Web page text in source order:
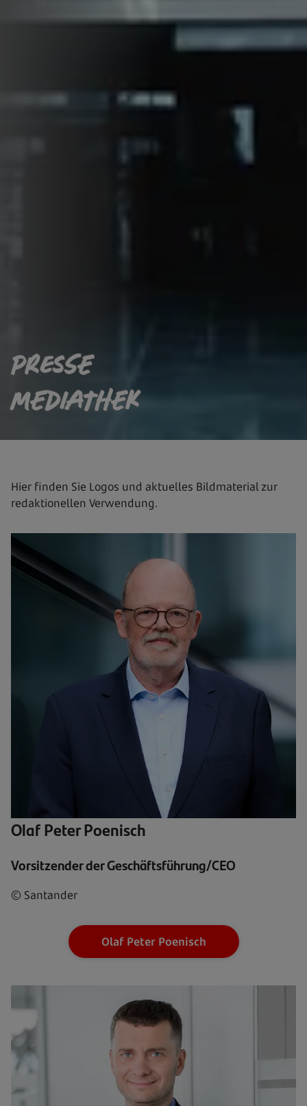
PRESSE
MEDIATHEK
Hier finden Sie Logos und aktuelles Bildmaterial zur
redaktionellen Verwendung.
Olaf Peter Poenisch
Vorsitzender der Geschäftsführung/CEO
© Santander
Olaf Peter Poenisch